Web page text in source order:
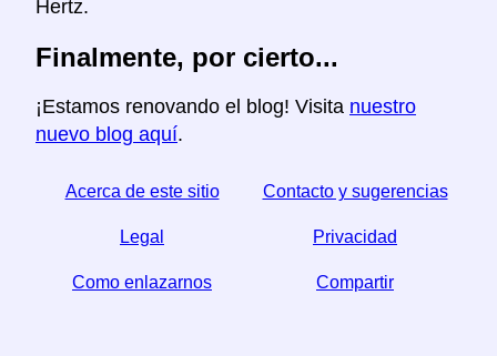
Hertz.
Finalmente, por cierto...
¡Estamos renovando el blog! Visita nuestro
nuevo blog aquí.
Acerca de este sitio Contacto y sugerencias
Legal Privacidad
Como enlazarnos Compartir